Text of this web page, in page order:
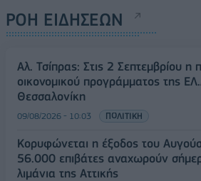
ΡΟΗ ΕΙΔΗΣΕΩΝ
Αλ. Τσίπρας: Στις 2 Σεπτεμβρίου η
οικονομικού προγράμματος της
Θεσσαλονίκη
09/08/2026 - 10:03 ΠΟΛΙΤΙΚΗ
Κορυφώνεται η έξοδος του
56.000 επιβάτες αναχωρούν
λιμάνια της Αττικής